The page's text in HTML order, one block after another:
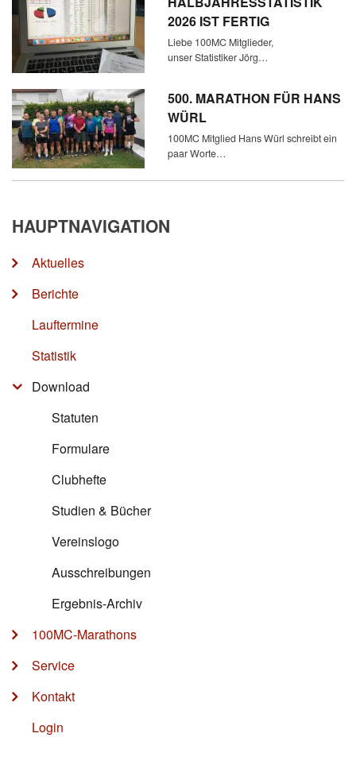
2026 IST FERTIG
Liebe 100MC Mitglieder,
unser Statistiker Jörg…
500. MARATHON FÜR HANS
WÜRL
100MC Mitglied Hans Würl schreibt ein
paar Worte…
HAUPTNAVIGATION
Aktuelles
Berichte
Lauftermine
Statistik
Download
Statuten
Formulare
Clubhefte
Studien & Bücher
Vereinslogo
Ausschreibungen
Ergebnis-Archiv
100MC-Marathons
Service
Kontakt
Login